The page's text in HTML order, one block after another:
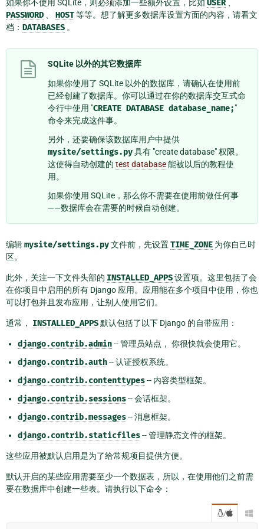
如果你不使用 SQLite，则必须添加一些额外设置，比如 USER、
PASSWORD 、 HOST等等。想了解更多数据库设置方面的内容，请看文
档： DATABASES 。
SQLite 以外的其它数据库
如果你使用了 SQLite 以外的数据库，请确认在使用前
已经创建了数据库。你可以通过在你的数据库交互式命
令行中使用 "CREATE DATABASE database_name;"
命令来完成这件事。
另外，还要确保该数据库用户中提供
mysite/settings.py具有 "create database" 权限。
这使得自动创建的 test database能被以后的教程使
用。
如果你使用 SQLite，那么你不需要在使用前做任何事
——数据库会在需要的时候自动创建。
编辑mysite/settings.py文件前，先设置TIME_ZONE 为你自己时
区。
此外，关注一下文件头部的 INSTALLED_APPS设置项。这里包括了会
在你项目中启用的所有 Django 应用。应用能在多个项目中使用，你也
可以打包并且发布应用，让别人使用它们。
通常， INSTALLED_APPS默认包括了以下 Django 的自带应用：
django.contrib.admin-- 管理员站点， 你很快就会使用它。
django.contrib.auth-- 认证授权系统。
django.contrib.contenttypes-- 内容类型框架。
django.contrib.sessions-- 会话框架。
django.contrib.messages-- 消息框架。
django.contrib.staticfiles-- 管理静态文件的框架。
这些应用被默认启用是为了给常规项目提供方便。
默认开启的某些应用需要至少一个数据表，所以，在使用他们之前需
要在数据库中创建一些表。请执行以下命令：
/ 